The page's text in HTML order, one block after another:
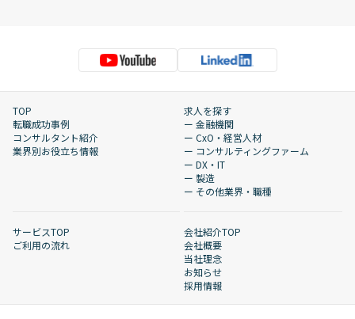
TOP
転職成功事例
コンサルタント紹介
業界別お役立ち情報
求人を探す
ー 金融機関
ー CxO・経営人材
ー コンサルティングファーム
ー DX・IT
ー 製造
ー その他業界・職種
サービスTOP
ご利用の流れ
会社紹介TOP
会社概要
当社理念
お知らせ
採用情報